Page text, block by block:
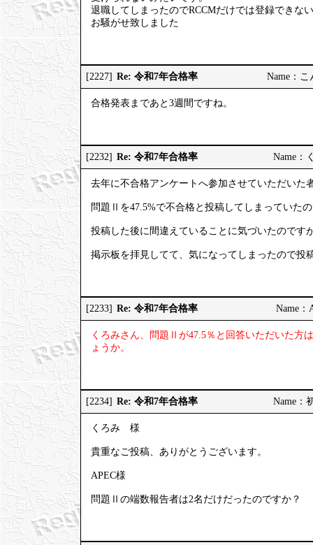
退職してしまったのでRCCMだけでは登録できな
お騒がせ致しました
[2227] Re: 令和7年合格率 Name：
合格発表まであと3週間ですね。
[2232] Re: 令和7年合格率 Name：
去年に不合格アンケートへ参加させていただいた
問題Ⅱを47.5%で不合格と投稿してしまっていた
投稿した後に間違えていることに気づいたのです
掲示板を拝見してて、気になってしまったので投
[2233] Re: 令和7年合格率 Name：
くろみさん、問題Ⅱが47.5％と回答いただいた方
ょうか。
[2234] Re: 令和7年合格率 Name：
くろみ 様
貴重なご投稿、ありがとうございます。
APEC様
問題Ⅱの端数報告者は2名だけだったのですか？